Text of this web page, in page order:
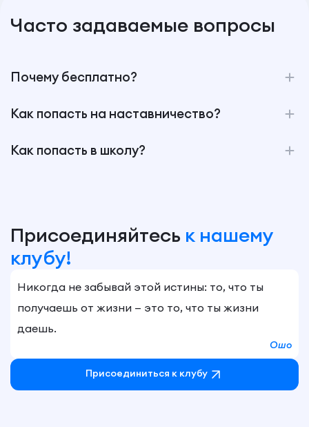
Часто задаваемые вопросы
Почему бесплатно?
Как попасть на наставничество?
Как попасть в школу?
Присоединяйтесь к нашему
клубу!
Никогда не забывай этой истины: то, что ты
получаешь от жизни — это то, что ты жизни
даешь.
Ошо
Присоединиться к клубу